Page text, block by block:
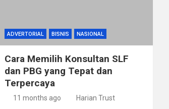
ADVERTORIAL BISNIS NASIONAL
Cara Memilih Konsultan SLF
dan PBG yang Tepat dan
Terpercaya
11 months ago Harian Trust